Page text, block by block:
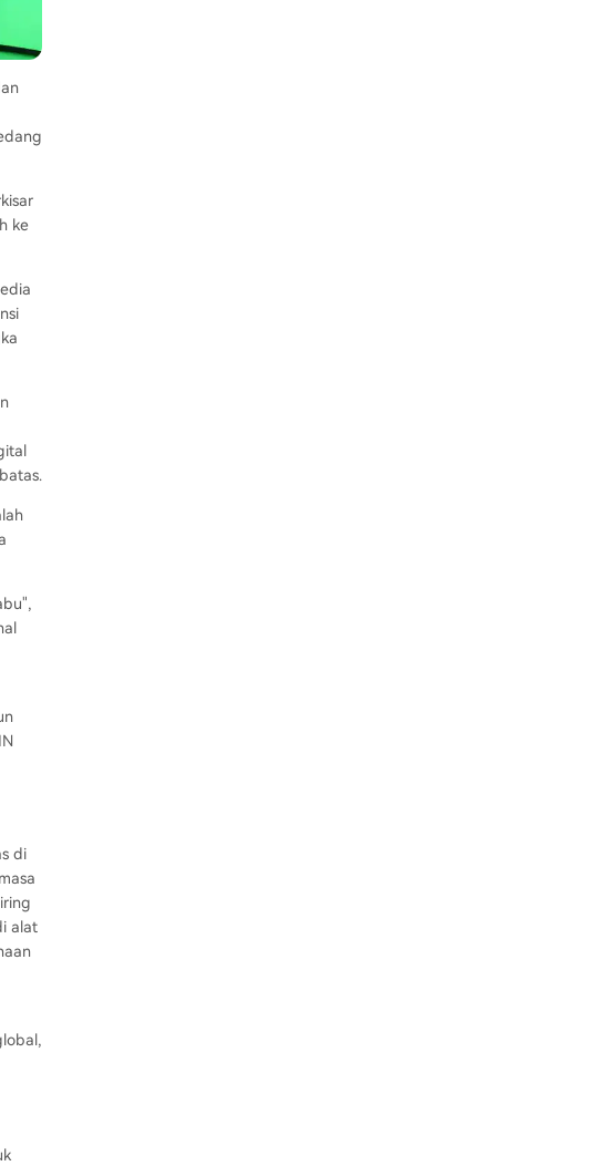
ke
di
alat